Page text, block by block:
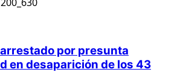
por presunta
en desaparición de los 43